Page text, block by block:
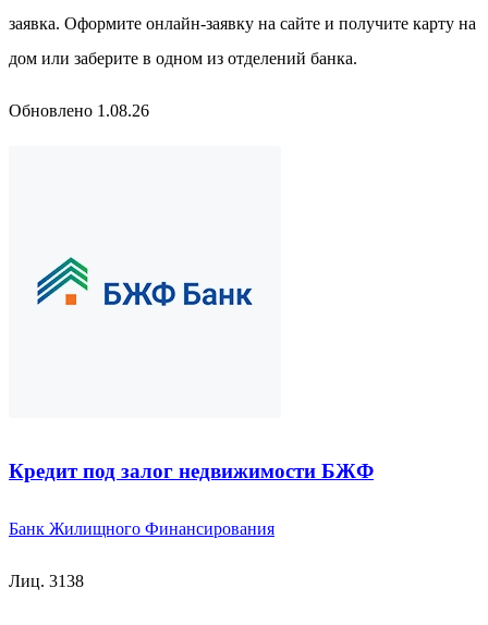
заявка. Оформите онлайн-заявку на сайте и получите карту на
дом или заберите в одном из отделений банка.
Обновлено 1.08.26
Кредит под залог недвижимости БЖФ
Банк Жилищного Финансирования
Лиц. 3138